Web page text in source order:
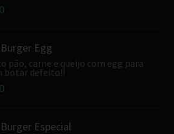
Egg
pão, carne e queijo com egg para
botar defeito!!
Especial